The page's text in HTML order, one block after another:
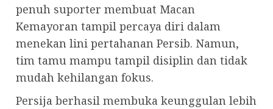
penuh suporter membuat Macan
Kemayoran tampil percaya diri dalam
menekan lini pertahanan Persib. Namun,
tim tamu mampu tampil disiplin dan tidak
mudah kehilangan fokus.
Persija berhasil membuka keunggulan lebih